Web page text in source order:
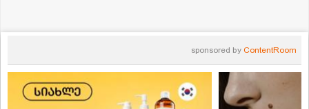
sponsored by ContentRoom